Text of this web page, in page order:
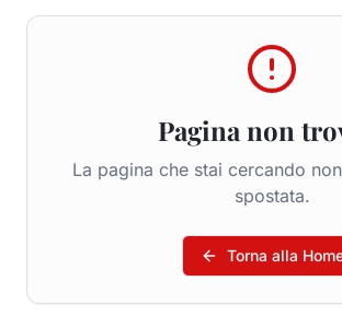
Pagina non
La pagina che stai cercando
spostata.
Torna alla